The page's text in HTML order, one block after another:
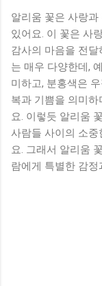
알리움 꽃은 사랑
있어요. 이 꽃은 사
감사의 마음을 전
는 매우 다양한데,
미하고, 분홍색은
복과 기쁨을 의미
요. 이렇듯 알리움
사람들 사이의 소
요. 그래서 알리움
람에게 특별한 감